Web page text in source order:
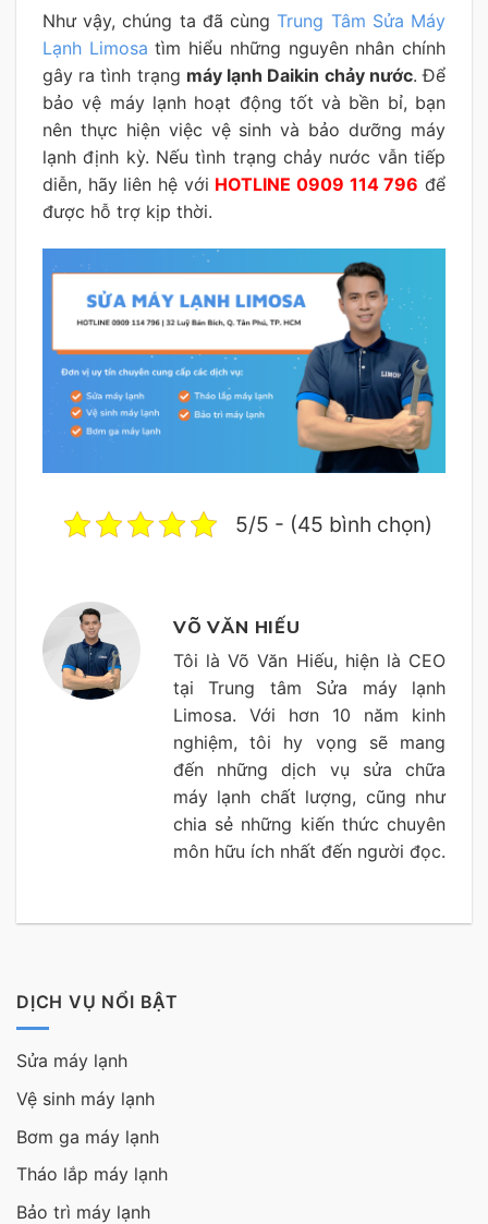
Như vậy, chúng ta đã cùngTrung Tâm Sửa Máy
Lạnh Limosa tìm hiểu những nguyên nhân chính
gây ra tình trạng máy lạnh Daikin chảy nước. Để
bảo vệ máy lạnh hoạt động tốt và bền bỉ, bạn
nên thực hiện việc vệ sinh và bảo dưỡng máy
lạnh định kỳ. Nếu tình trạng chảy nước vẫn tiếp
diễn, hãy liên hệ với HOTLINE 0909 114 796 để
được hỗ trợ kịp thời.
5/5 - (45 bình chọn)
VÕ VĂN HIẾU
Tôi là Võ Văn Hiếu, hiện là CEO
tại Trung tâm Sửa máy lạnh
Limosa. Với hơn 10 năm kinh
nghiệm, tôi hy vọng sẽ mang
đến những dịch vụ sửa chữa
máy lạnh chất lượng, cũng như
chia sẻ những kiến thức chuyên
môn hữu ích nhất đến người đọc.
DỊCH VỤ NỔI BẬT
Sửa máy lạnh
Vệ sinh máy lạnh
Bơm ga máy lạnh
Tháo lắp máy lạnh
Bảo trì máy lạnh